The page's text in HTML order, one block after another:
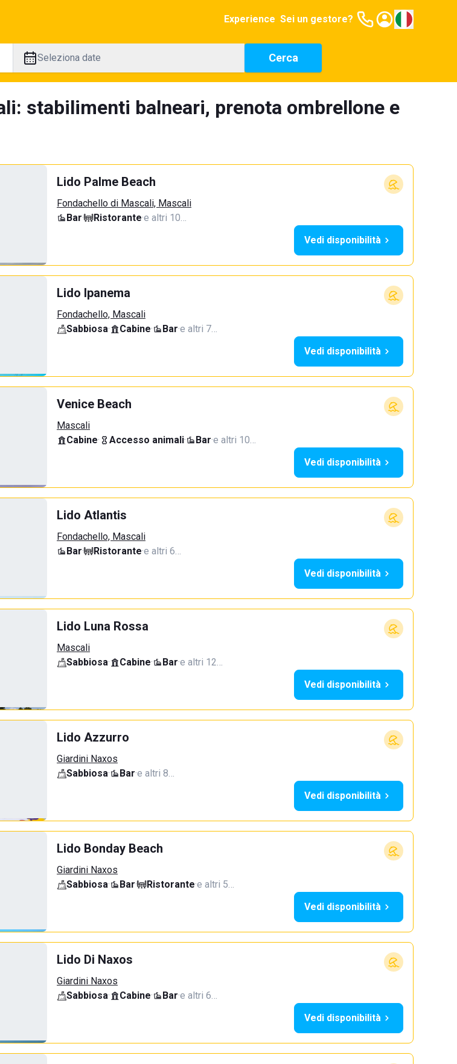
Experience Sei un gestore?
Seleziona date Cerca
stabilimenti balneari, prenota ombrellone e
Lido Palme Beach
Fondachello di Mascali, Mascali
Bar· Ristorante·e altri 10…
Vedi disponibilità
Lido Ipanema
Fondachello, Mascali
Sabbiosa· Cabine· Bar·e altri 7…
Vedi disponibilità
Venice Beach
Mascali
Cabine· Accesso animali· Bar·e altri 10…
Vedi disponibilità
Lido Atlantis
Fondachello, Mascali
Bar· Ristorante·e altri 6…
Vedi disponibilità
Lido Luna Rossa
Mascali
Sabbiosa· Cabine· Bar·e altri 12…
Vedi disponibilità
Lido Azzurro
Giardini Naxos
Sabbiosa· Bar·e altri 8…
Vedi disponibilità
Lido Bonday Beach
Giardini Naxos
Sabbiosa· Bar· Ristorante·e altri 5…
Vedi disponibilità
Lido Di Naxos
Giardini Naxos
Sabbiosa· Cabine· Bar·e altri 6…
Vedi disponibilità